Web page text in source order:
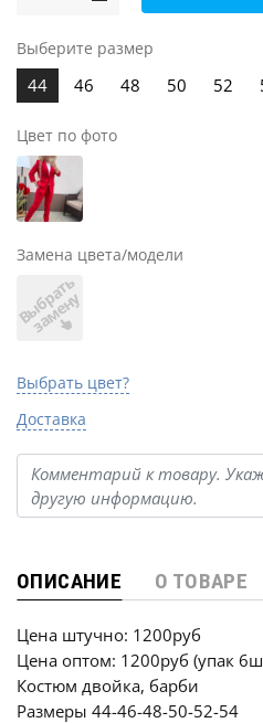
Выберите размер
44 46 48 50 52
Цвет по фото
Замена цвета/модели
В
ы
б
р
а
т
ь
з
а
м
е
н
у
Выбрать цвет?
Доставка
ОПИСАНИЕ О ТОВАРЕ
Цена штучно: 1200руб
Цена оптом: 1200руб (упак
Костюм двойка, барби
Размеры 44-46-48-50-52-54